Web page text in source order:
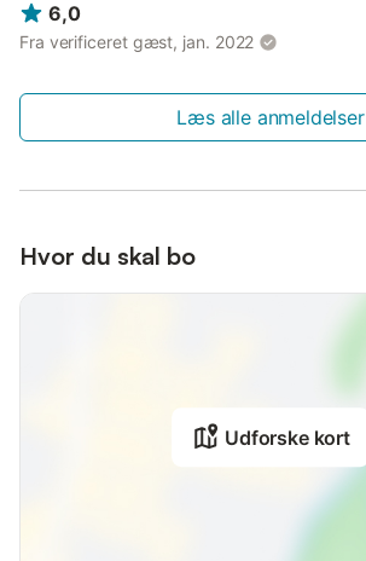
6,0
Fra verificeret gæst, jan. 2022
Læs alle anmeldelser
Hvor du skal bo
Udforske kort